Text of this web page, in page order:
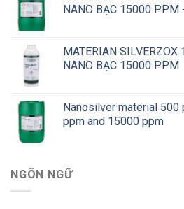
NANO BẠC 15000 PPM
MATERIAN SILVERZOX
NANO BẠC 15000 PPM
Nanosilver material 500
ppm and 15000 ppm
NGÔN NGỮ